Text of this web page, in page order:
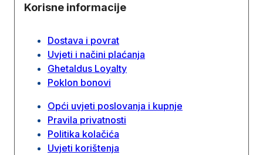
Korisne informacije
Dostava i povrat
Uvjeti i načini plaćanja
Ghetaldus Loyalty
Poklon bonovi
Opći uvjeti poslovanja i kupnje
Pravila privatnosti
Politika kolačića
Uvjeti korištenja